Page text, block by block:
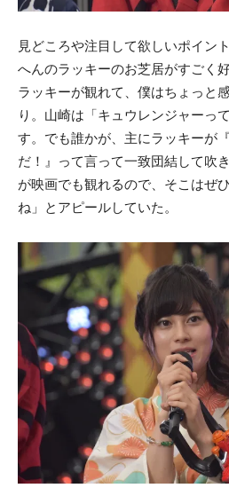
見どころや注目して欲しいポイン
へんのラッキーのお芝居がすごく
ラッキーが観れて、僕はちょっと
り。山崎は「キュウレンジャーっ
す。でも誰かが、主にラッキーが
だ！』って言って一致団結して吹
が映画でも観れるので、そこはぜ
ね」とアピールしていた。